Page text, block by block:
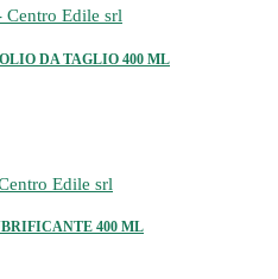
DA TAGLIO 400 ML
400 ML